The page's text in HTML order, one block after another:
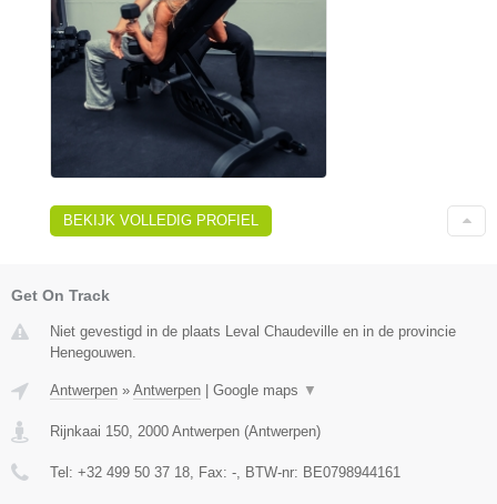
BEKIJK VOLLEDIG PROFIEL
Get On Track
Niet gevestigd in de plaats Leval Chaudeville en in de provincie
Henegouwen.
Antwerpen » Antwerpen Google maps ▼
Rijnkaai 150, 2000 Antwerpen (Antwerpen)
Tel: +32 499 50 37 18, Fax: -, BTW-nr: BE0798944161